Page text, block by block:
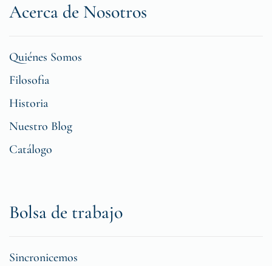
Acerca de Nosotros
Quiénes Somos
Filosofia
Historia
Nuestro Blog
Catálogo
Bolsa de trabajo
Sincronicemos